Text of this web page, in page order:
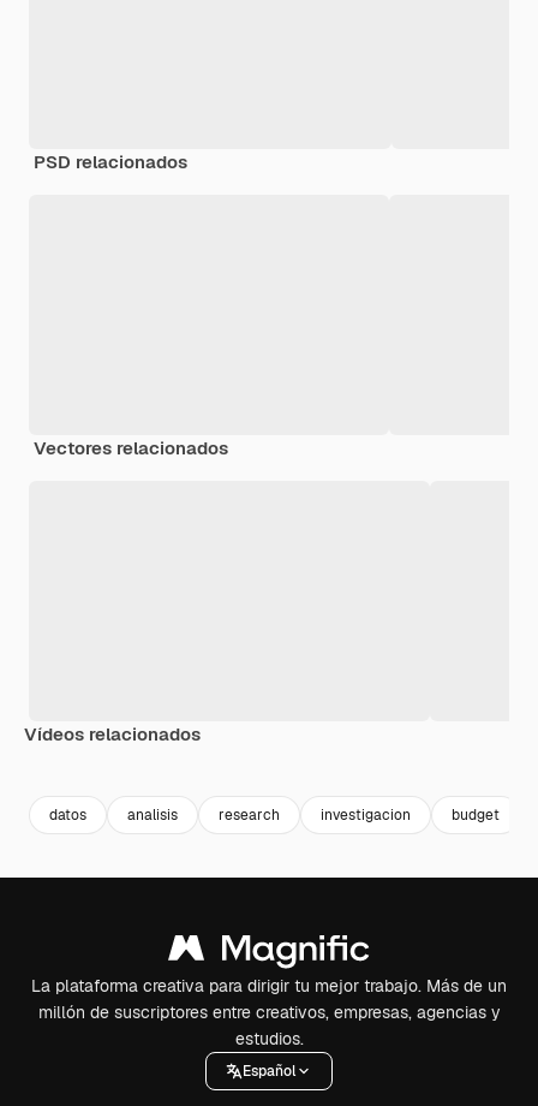
PSD relacionados
Vectores relacionados
Vídeos relacionados
datos analisis research investigacion budget
La plataforma creativa para dirigir tu mejor trabajo. Más de un
millón de suscriptores entre creativos, empresas, agencias y
estudios.
Español